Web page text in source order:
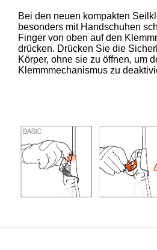
Bei den neuen kompakten
besonders mit Handschuhen
Finger von oben auf den
drücken. Drücken Sie die
Körper, ohne sie zu öffnen, um
Klemmmechanismus zu